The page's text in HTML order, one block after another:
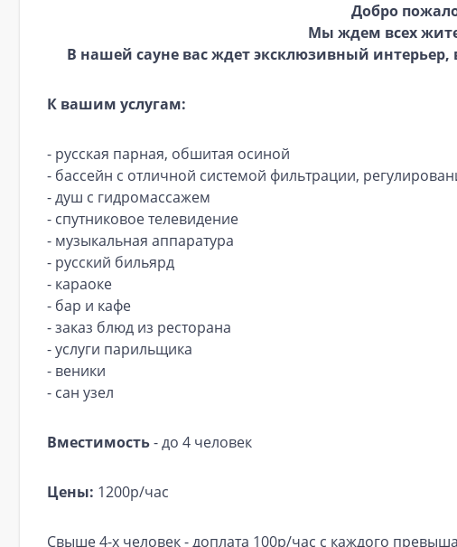
Добро
Мы ждем всех
В нашей сауне вас ждет эксклюзивный
К вашим услугам:
- русская парная, обшитая осиной
- бассейн с отличной системой фильтрации,
- душ с гидромассажем
- спутниковое телевидение
- музыкальная аппаратура
- русский бильярд
- караоке
- бар и кафе
- заказ блюд из ресторана
- услуги парильщика
- веники
- сан узел
Вместимость- до 4 человек
Цены: 1200р/час
Свыше 4-х человек - доплата 100р/час с каждого